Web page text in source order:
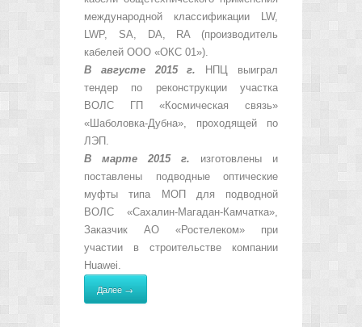
международной классификации LW,
LWP, SA, DA, RA (производитель
кабелей ООО «ОКС 01»).
В августе 2015 г. НПЦ выиграл
тендер по реконструкции участка
ВОЛС ГП «Космическая связь»
«Шаболовка-Дубна», проходящей по
ЛЭП.
В марте 2015 г. изготовлены и
поставлены подводные оптические
муфты типа МОП для подводной
ВОЛС «Сахалин-Магадан-Камчатка»,
Заказчик АО «Ростелеком» при
участии в строительстве компании
Huawei.
Далее →